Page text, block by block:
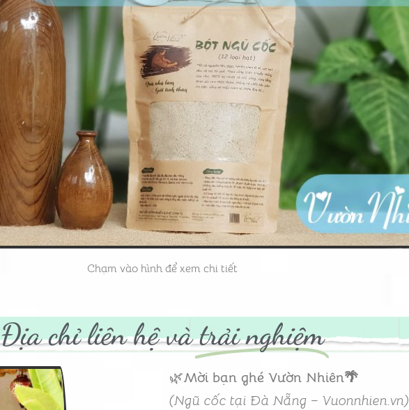
Chạm vào hình để xem chi tiết
Địa chỉ liên hệ và trải nghiệm
🌿Mời bạn ghé Vườn Nhiên🌴
(Ngũ cốc tại Đà Nẵng – Vuonnhien.vn)